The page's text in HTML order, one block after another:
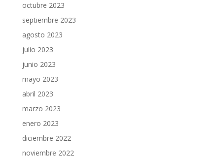
octubre 2023
septiembre 2023
agosto 2023
julio 2023
junio 2023
mayo 2023
abril 2023
marzo 2023
enero 2023
diciembre 2022
noviembre 2022